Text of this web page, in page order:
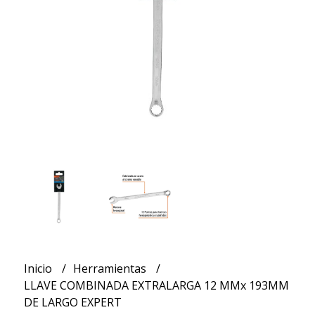
Inicio
Herramientas
LLAVE COMBINADA EXTRALARGA 12 MMx 193MM
DE LARGO EXPERT